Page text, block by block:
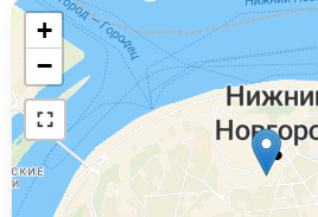
+
−